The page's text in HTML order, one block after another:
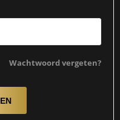
Wachtwoord vergeten?